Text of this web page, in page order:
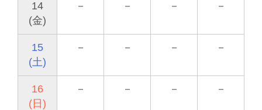
14
(金)
－ － － －
15
(土)
－ － － －
16
(日)
－ － － －